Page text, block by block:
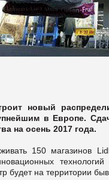
новый
в Европе.
на осень 2017 года.
150
будет на территории